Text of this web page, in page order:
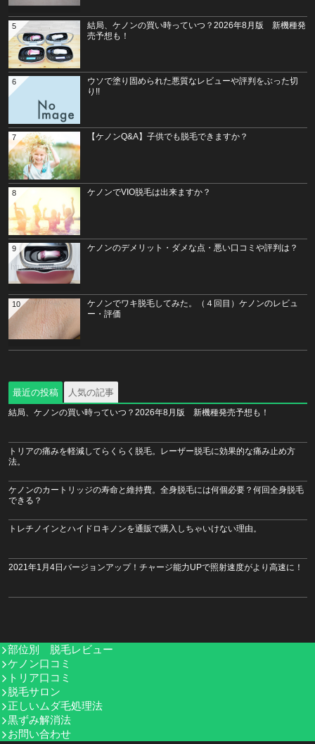
結局、ケノンの買い時っていつ？2026年8月版 新機種発
売予想も！
5
ウソで塗り固められた悪質なレビューや評判をぶった切
り!!
6
【ケノンQ&A】子供でも脱毛できますか？
7
ケノンでVIO脱毛は出来ますか？
8
ケノンのデメリット・ダメな点・悪い口コミや評判は？
9
ケノンでワキ脱毛してみた。（４回目）ケノンのレビュ
ー・評価
10
最近の投稿 人気の記事
結局、ケノンの買い時っていつ？2026年8月版 新機種発売予想も！
トリアの痛みを軽減してらくらく脱毛。レーザー脱毛に効果的な痛み止め方
法。
ケノンのカートリッジの寿命と維持費。全身脱毛には何個必要？何回全身脱毛
できる？
トレチノインとハイドロキノンを通販で購入しちゃいけない理由。
2021年1月4日バージョンアップ！チャージ能力UPで照射速度がより高速に！
部位別 脱毛レビュー
ケノン口コミ
トリア口コミ
脱毛サロン
正しいムダ毛処理法
黒ずみ解消法
お問い合わせ